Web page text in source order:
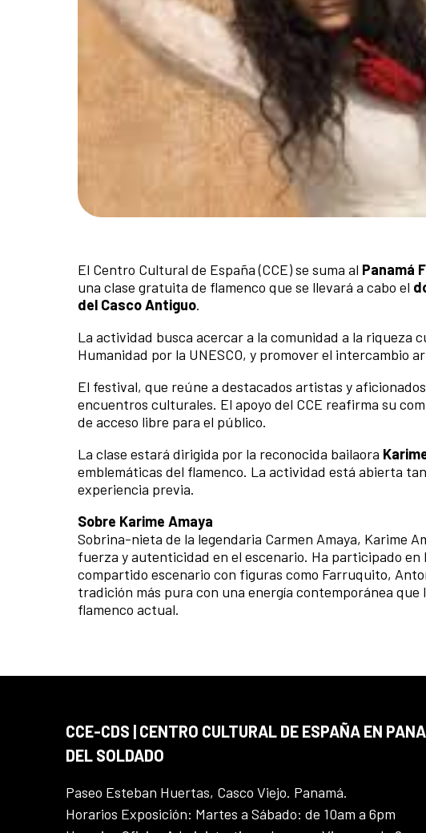
El Centro Cultural de España (CCE) se suma al Panamá
una clase gratuita de flamenco que se llevará a cabo el
del Casco Antiguo.
La actividad busca acercar a la comunidad a la riqueza
Humanidad por la UNESCO, y promover el intercambio
El festival, que reúne a destacados artistas y
encuentros culturales. El apoyo del CCE reafirma su
de acceso libre para el público.
La clase estará dirigida por la reconocida bailaora
emblemáticas del flamenco. La actividad está abierta
experiencia previa.
Sobre Karime Amaya
Sobrina-nieta de la legendaria Carmen Amaya, Karime
fuerza y autenticidad en el escenario. Ha participado
compartido escenario con figuras como Farruquito,
tradición más pura con una energía contemporánea
flamenco actual.
CCE-CDS | CENTRO CULTURAL DE ESPAÑA EN
DEL SOLDADO
Paseo Esteban Huertas, Casco Viejo. Panamá.
Horarios Exposición: Martes a Sábado: de 10am a 6pm